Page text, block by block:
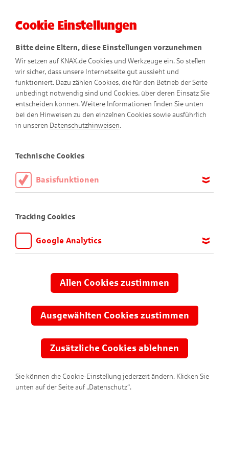
Meine Sparkasse?
Ihre Sparkasse ist nicht dabei? Erfahren Sie hier warum.
Cookie Einstellungen
Bitte deine Eltern, diese Einstellungen vorzunehmen
Wir setzen auf KNAX.de Cookies und Werkzeuge ein. So stellen
wir sicher, dass unsere Internetseite gut aussieht und
funktioniert. Dazu zählen Cookies, die für den Betrieb der Seite
unbedingt notwendig sind und Cookies, über deren Einsatz Sie
entscheiden können. Weitere Informationen finden Sie unten
bei den Hinweisen zu den einzelnen Cookies sowie ausführlich
in unseren Datenschutzhinweisen.
Technische Cookies
Basisfunktionen
aktiviert sein.
Tracking Cookies
Google Analytics
anpassen und verbessern können. Aus diesem Grund nutzen wir
Google Analytics. Dieses Werkzeug erfasst die Seitenaufrufe zu
Übertragung anonymisiert.
Allen Cookies zustimmen
Ausgewählten Cookies zustimmen
Zusätzliche Cookies ablehnen
Sie können die Cookie-Einstellung jederzeit ändern. Klicken Sie
unten auf der Seite auf „Datenschutz“.